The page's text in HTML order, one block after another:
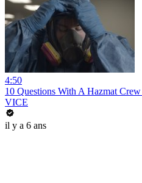
4:50
10 Questions With A Hazmat
VICE
il y a 6 ans